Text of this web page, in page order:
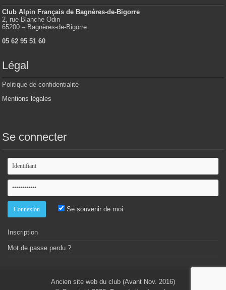
Club Alpin Français de Bagnères-de-Bigorre
2, rue Blanche Odin
65200 – Bagnères-de-Bigorre
05 62 95 51 60
Légal
Politique de confidentialité
Mentions légales
Se connecter
Se souvenir de moi
Inscription
Mot de passe perdu ?
Ancien site web du club (Avant Nov. 2016)